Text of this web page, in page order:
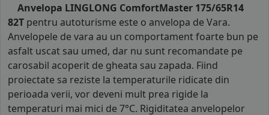
Anvelopa LINGLONG ComfortMaster 175/65R14
82T pentru autoturisme este o anvelopa de Vara.
Anvelopele de vara au un comportament foarte bun pe
asfalt uscat sau umed, dar nu sunt recomandate pe
carosabil acoperit de gheata sau zapada. Fiind
proiectate sa reziste la temperaturile ridicate din
perioada verii, vor deveni mult prea rigide la
temperaturi mai mici de 7°C. Rigiditatea anvelopelor